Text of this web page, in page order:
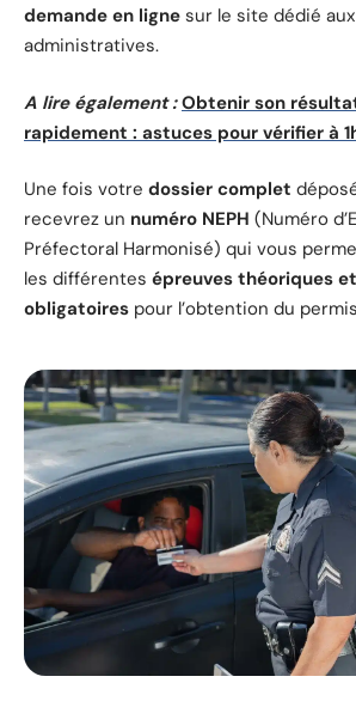
demande en ligne sur le site dédié
administratives.
A lire également : Obtenir son
rapidement : astuces pour vérifier à
Une fois votre dossier complet
recevrez un numéro NEPH (Numéro
Préfectoral Harmonisé) qui vous
les différentes épreuves théoriques
obligatoires pour l’obtention du